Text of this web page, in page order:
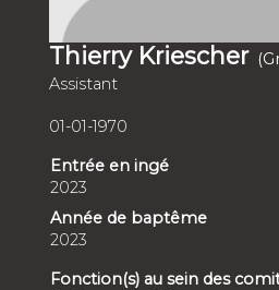
Thierry Kriescher
Assistant
01-01-1970
Entrée en ingé
2023
Année de baptême
2023
Fonction(s) au sein des